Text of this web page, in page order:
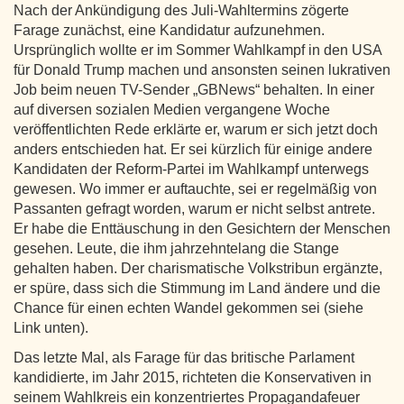
Nach der Ankündigung des Juli-Wahltermins zögerte
Farage zunächst, eine Kandidatur aufzunehmen.
Ursprünglich wollte er im Sommer Wahlkampf in den USA
für Donald Trump machen und ansonsten seinen lukrativen
Job beim neuen TV-Sender „GBNews“ behalten. In einer
auf diversen sozialen Medien vergangene Woche
veröffentlichten Rede erklärte er, warum er sich jetzt doch
anders entschieden hat. Er sei kürzlich für einige andere
Kandidaten der Reform-Partei im Wahlkampf unterwegs
gewesen. Wo immer er auftauchte, sei er regelmäßig von
Passanten gefragt worden, warum er nicht selbst antrete.
Er habe die Enttäuschung in den Gesichtern der Menschen
gesehen. Leute, die ihm jahrzehntelang die Stange
gehalten haben. Der charismatische Volkstribun ergänzte,
er spüre, dass sich die Stimmung im Land ändere und die
Chance für einen echten Wandel gekommen sei (siehe
Link unten).
Das letzte Mal, als Farage für das britische Parlament
kandidierte, im Jahr 2015, richteten die Konservativen in
seinem Wahlkreis ein konzentriertes Propagandafeuer